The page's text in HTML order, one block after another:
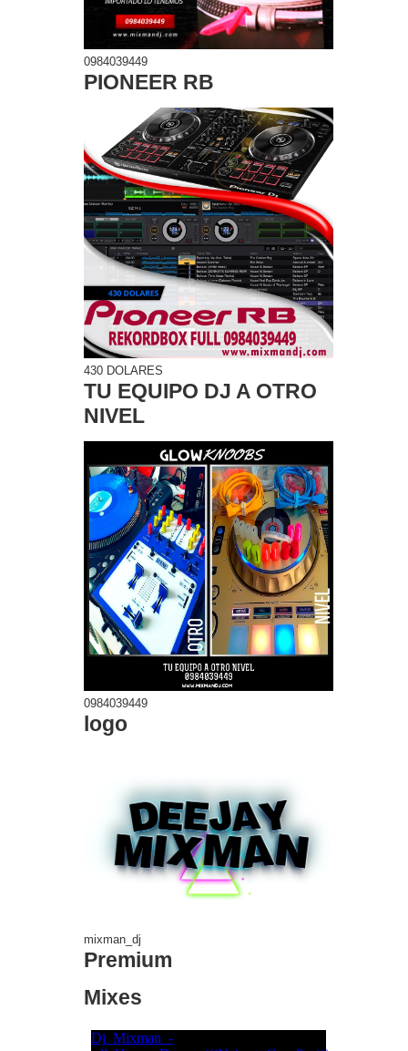
0984039449
PIONEER RB
430 DOLARES
TU EQUIPO DJ A OTRO
NIVEL
0984039449
logo
mixman_dj
Premium
Mixes